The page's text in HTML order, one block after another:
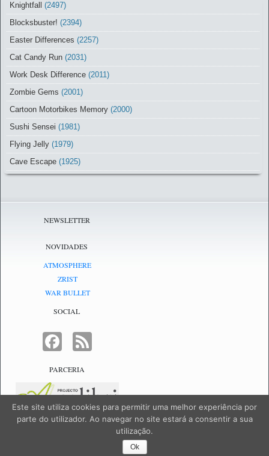
Knightfall (2497)
Blocksbuster! (2394)
Easter Differences (2257)
Cat Candy Run (2031)
Work Desk Difference (2011)
Zombie Gems (2001)
Cartoon Motorbikes Memory (2000)
Sushi Sensei (1981)
Flying Jelly (1979)
Cave Escape (1925)
NEWSLETTER
NOVIDADES
ATMOSPHERE
ZRIST
WAR BULLET
SOCIAL
FACEBOOK
PARCERIA
NetJogos - powered byNetJogos
Este site utiliza cookies para permitir uma melhor experiência por
parte do utilizador. Ao navegar no site estará a consentir a sua
utilização.
Ok